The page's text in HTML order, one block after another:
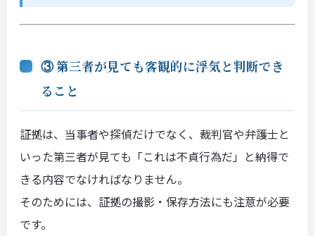
③ 第三者が見ても客観的に浮気と判断でき
ること
証拠は、当事者や探偵だけでなく、裁判官や弁護士と
いった第三者が見ても「これは不貞行為だ」と納得で
きる内容でなければなりません。
そのためには、証拠の撮影・保存方法にも注意が必要
です。